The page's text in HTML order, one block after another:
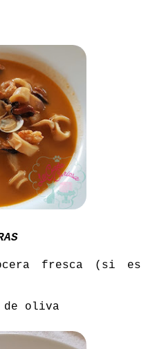
fresca (si es
de oliva